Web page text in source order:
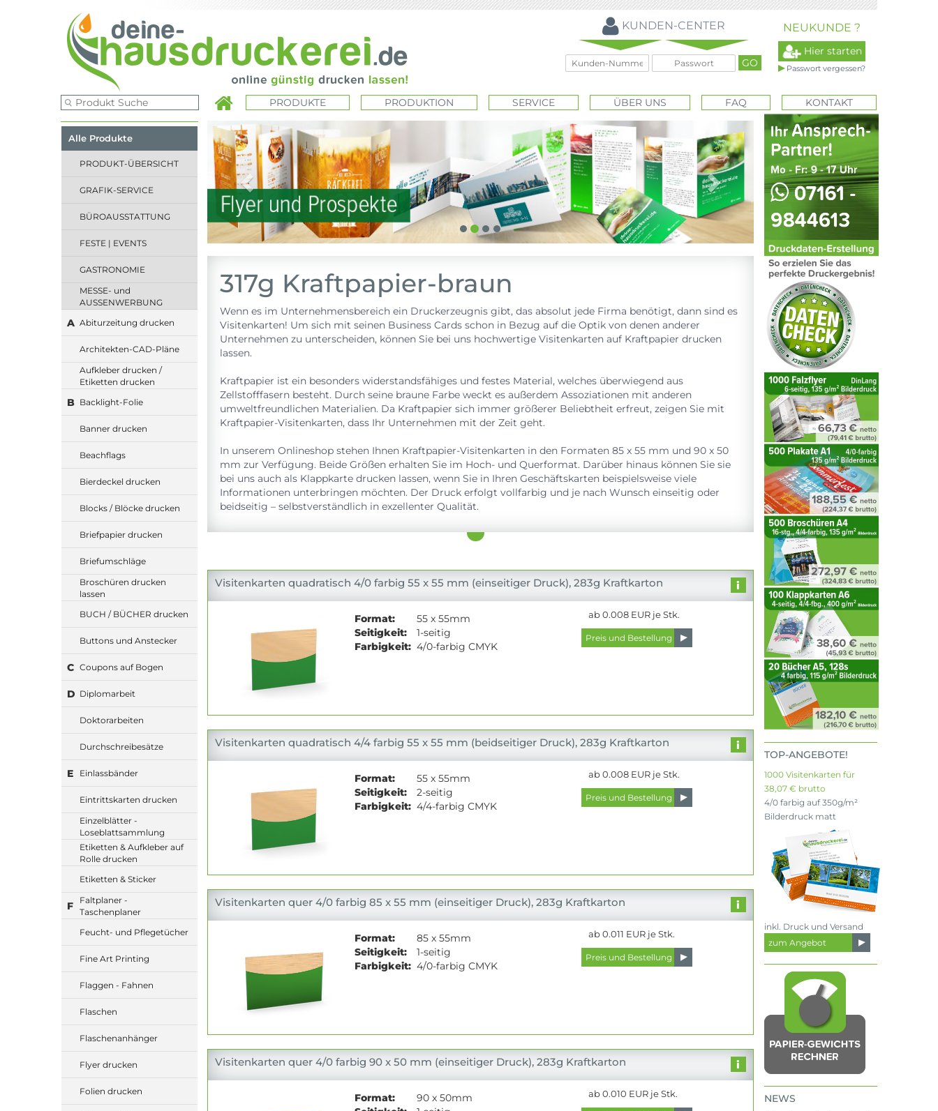
KUNDEN-CENTER NEUKUNDE ?
Hier starten
Passwort vergessen?
PRODUKTE PRODUKTION SERVICE ÜBER UNS FAQ KONTAKT
Alle Produkte
PRODUKT-ÜBERSICHT
GRAFIK-SERVICE
BÜROAUSSTATTUNG
FESTE | EVENTS
GASTRONOMIE
MESSE- und
AUSSENWERBUNG
A Abiturzeitung drucken
Architekten-CAD-Pläne
Aufkleber drucken /
Etiketten drucken
B Backlight-Folie
Banner drucken
Beachflags
Bierdeckel drucken
Blocks / Blöcke drucken
Briefpapier drucken
Briefumschläge
Broschüren drucken
lassen
BUCH / BÜCHER drucken
Buttons und Anstecker
C Coupons auf Bogen
D Diplomarbeit
Doktorarbeiten
Durchschreibesätze
E Einlassbänder
Eintrittskarten drucken
Einzelblätter -
Loseblattsammlung
Etiketten & Aufkleber auf
Rolle drucken
Etiketten & Sticker
F
Faltplaner -
Taschenplaner
Feucht- und Pflegetücher
Fine Art Printing
Flaggen - Fahnen
Flaschen
Flaschenanhänger
Flyer drucken
Folien drucken
Previous Next
317g Kraftpapier-braun
Wenn es im Unternehmensbereich ein Druckerzeugnis gibt, das absolut jede Firma benötigt, dann sind es
Visitenkarten! Um sich mit seinen Business Cards schon in Bezug auf die Optik von denen anderer
Unternehmen zu unterscheiden, können Sie bei uns hochwertige Visitenkarten auf Kraftpapier drucken
lassen.
Kraftpapier ist ein besonders widerstandsfähiges und festes Material, welches überwiegend aus
Zellstofffasern besteht. Durch seine braune Farbe weckt es außerdem Assoziationen mit anderen
umweltfreundlichen Materialien. Da Kraftpapier sich immer größerer Beliebtheit erfreut, zeigen Sie mit
Kraftpapier-Visitenkarten, dass Ihr Unternehmen mit der Zeit geht.
In unserem Onlineshop stehen Ihnen Kraftpapier-Visitenkarten in den Formaten 85 x 55 mm und 90 x 50
mm zur Verfügung. Beide Größen erhalten Sie im Hoch- und Querformat. Darüber hinaus können Sie sie
bei uns auch als Klappkarte drucken lassen, wenn Sie in Ihren Geschäftskarten beispielsweise viele
Informationen unterbringen möchten. Der Druck erfolgt vollfarbig und je nach Wunsch einseitig oder
beidseitig – selbstverständlich in exzellenter Qualität.
Visitenkarten quadratisch 4/0 farbig 55 x 55 mm (einseitiger Druck), 283g Kraftkarton
Format:
55 x 55mm
Seitigkeit:
1-seitig
Farbigkeit:4/0-farbig CMYK
ab 0.008 EUR je Stk.
Visitenkarten quadratisch 4/4 farbig 55 x 55 mm (beidseitiger Druck), 283g Kraftkarton
Format:
55 x 55mm
Seitigkeit:
2-seitig
Farbigkeit:4/4-farbig CMYK
ab 0.008 EUR je Stk.
Visitenkarten quer 4/0 farbig 85 x 55 mm (einseitiger Druck), 283g Kraftkarton
Format:
85 x 55mm
Seitigkeit:
1-seitig
Farbigkeit:4/0-farbig CMYK
ab 0.011 EUR je Stk.
Visitenkarten quer 4/0 farbig 90 x 50 mm (einseitiger Druck), 283g Kraftkarton
Format:
90 x 50mm
ab 0.010 EUR je Stk.
TOP-ANGEBOTE!
1000 Visitenkarten für
38,07 € brutto
4/0 farbig auf 350g/m²
Bilderdruck matt
inkl. Druck und Versand
zum Angebot
NEWS